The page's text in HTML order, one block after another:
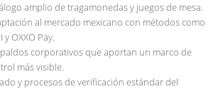
amplio de tragamonedas y juegos de mesa.
al mercado mexicano con métodos como
y OXXO Pay.
corporativos que aportan un marco de
más visible.
y procesos de verificación estándar del